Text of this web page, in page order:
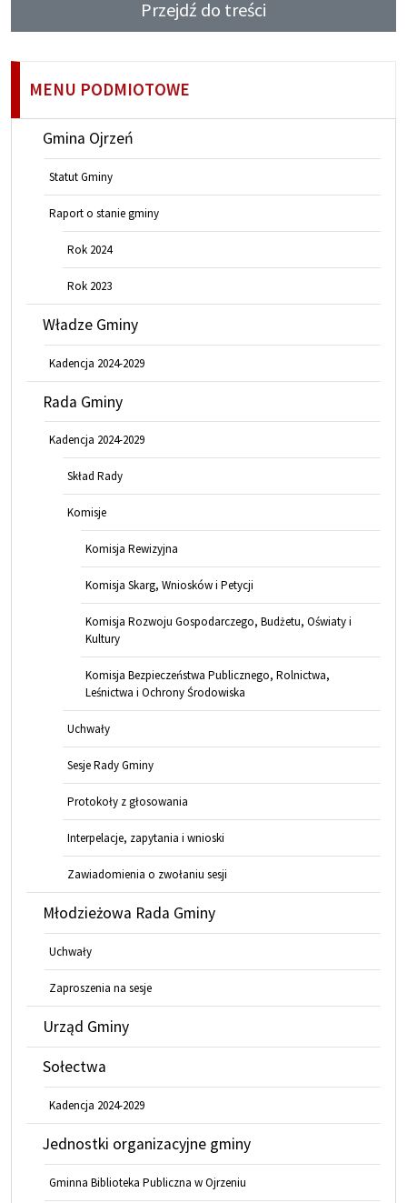
Przejdź do treści
MENU PODMIOTOWE
Gmina Ojrzeń
Statut Gminy
Raport o stanie gminy
Rok 2024
Rok 2023
Władze Gminy
Kadencja 2024-2029
Rada Gminy
Kadencja 2024-2029
Skład Rady
Komisje
Komisja Rewizyjna
Komisja Skarg, Wniosków i Petycji
Komisja Rozwoju Gospodarczego, Budżetu, Oświaty i
Kultury
Komisja Bezpieczeństwa Publicznego, Rolnictwa,
Leśnictwa i Ochrony Środowiska
Uchwały
Sesje Rady Gminy
Protokoły z głosowania
Interpelacje, zapytania i wnioski
Zawiadomienia o zwołaniu sesji
Młodzieżowa Rada Gminy
Uchwały
Zaproszenia na sesje
Urząd Gminy
Sołectwa
Kadencja 2024-2029
Jednostki organizacyjne gminy
Gminna Biblioteka Publiczna w Ojrzeniu